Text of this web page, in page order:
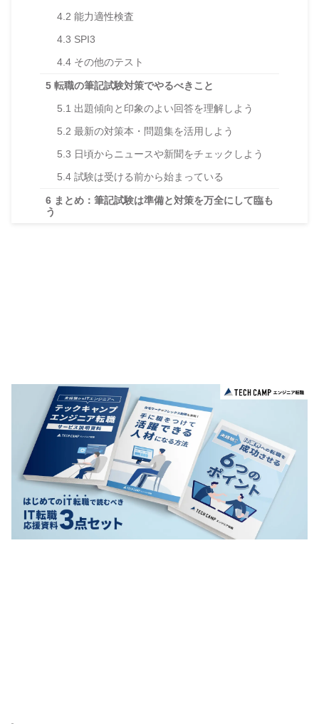
4.2 能力適性検査
4.3 SPI3
4.4 その他のテスト
5 転職の筆記試験対策でやるべきこと
5.1 出題傾向と印象のよい回答を理解しよう
5.2 最新の対策本・問題集を活用しよう
5.3 日頃からニュースや新聞をチェックしよう
5.4 試験は受ける前から始まっている
6 まとめ：筆記試験は準備と対策を万全にして臨も
う